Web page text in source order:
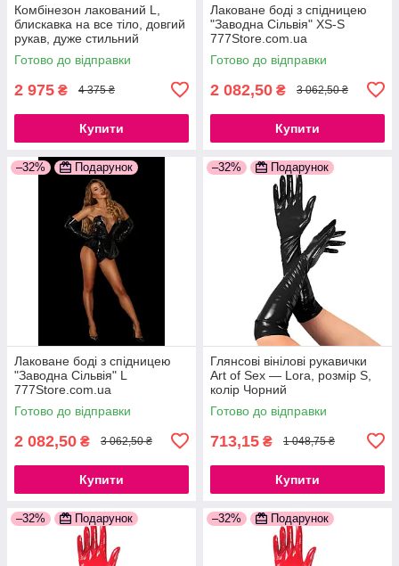
Комбінезон лакований L,
блискавка на все тіло, довгий
рукав, дуже стильний
777Store.com.ua
Готово до відправки
2 975 ₴ 4 375 ₴
Купити
Лаковане боді з спідницею
"Заводна Сільвія" XS-S
777Store.com.ua
Готово до відправки
2 082,50 ₴ 3 062,50 ₴
Купити
–32% Подарунок
Лаковане боді з спідницею
"Заводна Сільвія" L
777Store.com.ua
Готово до відправки
2 082,50 ₴ 3 062,50 ₴
Купити
–32% Подарунок
Глянсові вінілові рукавички
Art of Sex — Lora, розмір S,
колір Чорний
777Store.com.ua
Готово до відправки
713,15 ₴ 1 048,75 ₴
Купити
–32% Подарунок –32% Подарунок